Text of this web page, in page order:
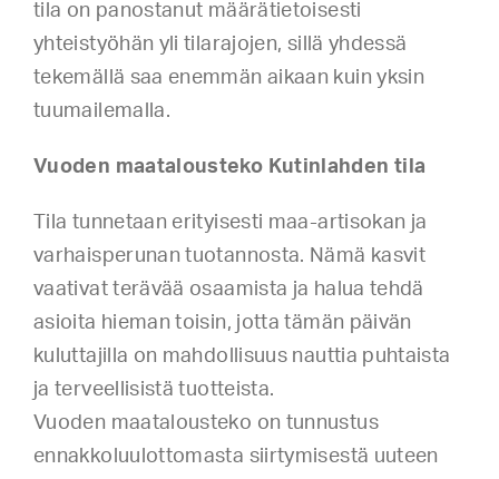
tila on panostanut määrätietoisesti
yhteistyöhän yli tilarajojen, sillä yhdessä
tekemällä saa enemmän aikaan kuin yksin
tuumailemalla.
Vuoden maatalousteko Kutinlahden tila
Tila tunnetaan erityisesti maa-artisokan ja
varhaisperunan tuotannosta. Nämä kasvit
vaativat terävää osaamista ja halua tehdä
asioita hieman toisin, jotta tämän päivän
kuluttajilla on mahdollisuus nauttia puhtaista
ja terveellisistä tuotteista.
Vuoden maatalousteko on tunnustus
ennakkoluulottomasta siirtymisestä uuteen